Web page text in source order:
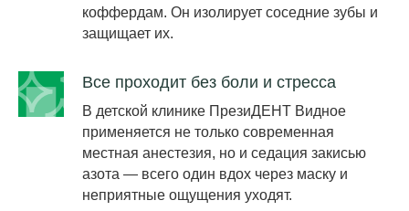
коффердам. Он изолирует соседние зубы и
защищает их.
Все проходит без боли и стресса
В детской клинике ПрезиДЕНТ Видное
применяется не только современная
местная анестезия, но и седация закисью
азота — всего один вдох через маску и
неприятные ощущения уходят.